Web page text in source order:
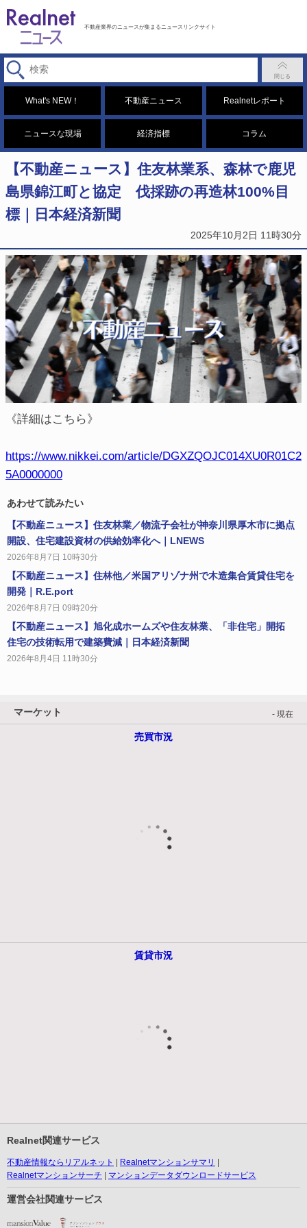
不動産業界のニュースが集まるニュースリンクサイト
What's NEW！ 不動産ニュース Realnetレポート
ニュースな現場 経済指標 コラム
【不動産ニュース】住友林業系、森林で鹿児
島県錦江町と協定 伐採跡の再造林100%目
標｜日本経済新聞
2025年10月2日 11時30分
《詳細はこちら》
https://www.nikkei.com/article/DGXZQOJC014XU0R01C2
5A0000000
あわせて読みたい
【不動産ニュース】住友林業／物流子会社が神奈川県厚木市に拠点
開設、住宅建設資材の供給効率化へ｜LNEWS
2026年8月7日 10時30分
【不動産ニュース】住林他／米国アリゾナ州で木造集合賃貸住宅を
開発｜R.E.port
2026年8月7日 09時20分
【不動産ニュース】旭化成ホームズや住友林業、「非住宅」開拓
住宅の技術転用で建築費減｜日本経済新聞
2026年8月4日 11時30分
マーケット - 現在
売買市況
賃貸市況
Realnet関連サービス
不動産情報ならリアルネット
Realnetマンションサマリ
Realnetマンションサーチ
マンションデータダウンロードサービス
運営会社関連サービス